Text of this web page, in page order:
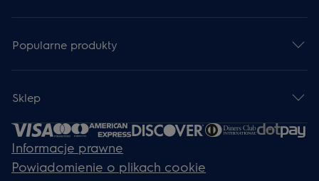
Popularne produkty
Sklep
Informacje prawne
Powiadomienie o plikach cookie